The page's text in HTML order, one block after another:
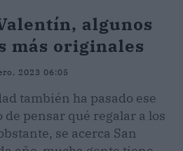
algunos
más originales
2023 06:05
también ha pasado ese
pensar qué regalar a los
se acerca San